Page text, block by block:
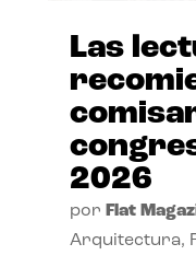
Las
2026
por Flat
Arquitectura,